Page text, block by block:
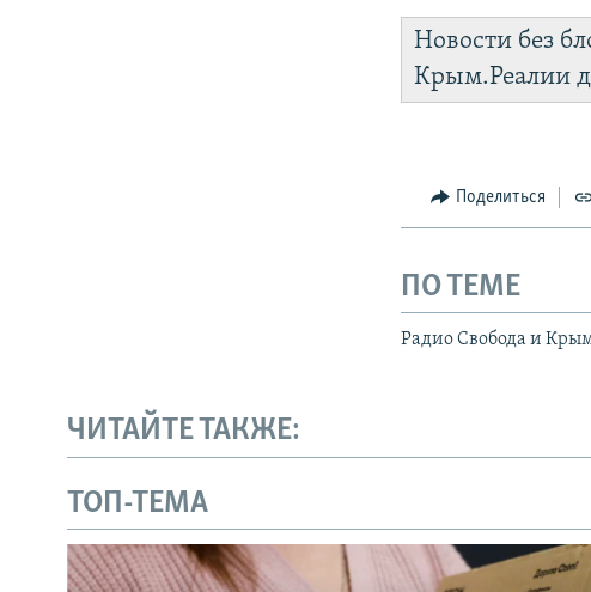
Новости без
Крым.Реалии
Поделиться
ПО ТЕМЕ
Радио Свобода и
ЧИТАЙТЕ ТАКЖЕ:
ТОП-ТЕМА